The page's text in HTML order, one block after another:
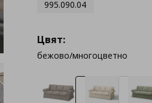
995.090.04
Цвят:
бежово/многоцветно